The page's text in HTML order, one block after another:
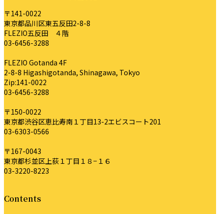
〒141-0022
東京都品川区東五反田2-8-8
FLEZIO五反田 ４階
03-6456-3288
FLEZIO Gotanda 4F
2-8-8 Higashigotanda, Shinagawa, Tokyo
Zip:141-0022
03-6456-3288
〒150-0022
東京都渋谷区恵比寿南１丁目13-2エビスコート201
03-6303-0566
〒167-0043
東京都杉並区上荻１丁目１８−１６
03-3220-8223
Contents